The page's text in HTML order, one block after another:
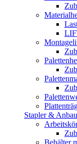
Stapler &
Behälter